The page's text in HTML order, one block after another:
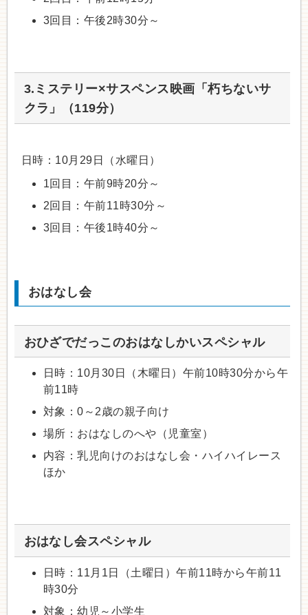
3回目：午後2時30分～
3.ミステリー×サスペンス映画「朽ちないサ
クラ」（119分）
日時：10月29日（水曜日）
1回目：午前9時20分～
2回目：午前11時30分～
3回目：午後1時40分～
おはなし会
おひざでだっこのおはなしかいスペシャル
日時：10月30日（木曜日）午前10時30分から午
前11時
対象：0～2歳の親子向け
場所：おはなしのへや（児童室）
内容：乳児向けのおはなし会・ハイハイレース
ほか
おはなし会スペシャル
日時：11月1日（土曜日）午前11時から午前11
時30分
対象：幼児～小学生